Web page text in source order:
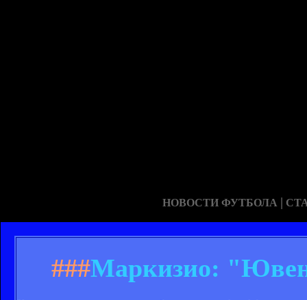
НОВОСТИ ФУТБОЛА |
###Маркизио: